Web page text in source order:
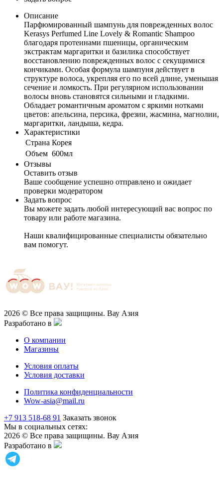
Описание
Парфюмированный шампунь для поврежденных волос
Kerasys Perfumed Line Lovely & Romantic Shampoo
благодаря протеинами пшеницы, органическим
экстрактам маргаритки и базилика способствует
восстановлению поврежденных волос с секущимися
кончиками. Особая формула шампуня действует в
структуре волоса, укрепляя его по всей длине, уменьшая
сечение и ломкость. При регулярном использовании
волосы вновь становятся сильными и гладкими.
Обладает романтичным ароматом с яркими нотками
цветов: апельсина, персика, фрезии, жасмина, магнолии,
маргаритки, ландыша, кедра.
Характеристики
Cтрана Корея
Объем 600мл
Отзывы
Оставить отзыв
Ваше сообщение успешно отправлено и ожидает
проверки модератором
Задать вопрос
Вы можете задать любой интересующий вас вопрос по
товару или работе магазина.
Наши квалифицированные специалисты обязательно
вам помогут.
2026 © Все права защищины. Вау Азия
Разработано в
О компании
Магазины
Условия оплаты
Условия доставки
Политика конфиденциальности
Wow-asia@mail.ru
+7 913 518-68 91 Заказать звонок
Мы в социальных сетях:
2026 © Все права защищины. Вау Азия
Разработано в